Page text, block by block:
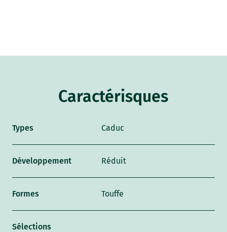
Caractérisques
Types Caduc
Développement Réduit
Formes Touffe
Sélections